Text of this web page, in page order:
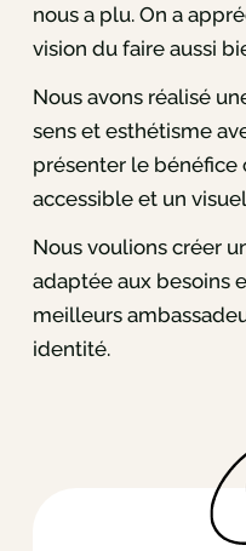
nous a plu. On a
vision du faire aussi
Nous avons réalisé
sens et esthétisme
présenter le bénéfice
accessible et un
Nous voulions créer
adaptée aux besoins
meilleurs
identité.